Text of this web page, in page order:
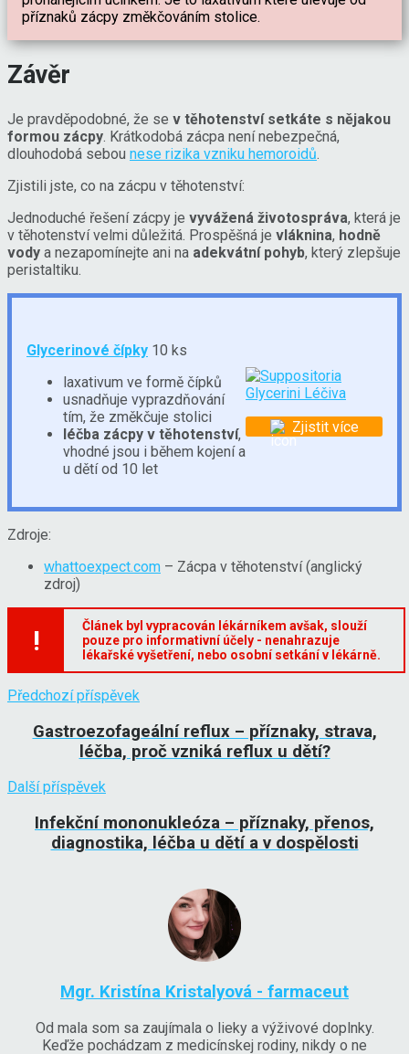
příznaků zácpy změkčováním stolice.
Závěr
Je pravděpodobné, že se v těhotenství setkáte s nějakou
formou zácpy. Krátkodobá zácpa není nebezpečná,
dlouhodobá sebou nese rizika vzniku hemoroidů.
Zjistili jste, co na zácpu v těhotenství:
Jednoduché řešení zácpy je vyvážená životospráva, která je
v těhotenství velmi důležitá. Prospěšná je vláknina, hodně
vody a nezapomínejte ani na adekvátní pohyb, který zlepšuje
peristaltiku.
Glycerinové čípky 10 ks
laxativum ve formě čípků
usnadňuje vyprazdňování
tím, že změkčuje stolici
léčba zácpy v těhotenství,
vhodné jsou i během kojení a
u dětí od 10 let
Zjistit více
Zdroje:
whattoexpect.com – Zácpa v těhotenství (anglický
zdroj)
!
Článek byl vypracován lékárníkem avšak, slouží
pouze pro informativní účely - nenahrazuje
lékařské vyšetření, nebo osobní setkání v lékárně.
Předchozí příspěvek
Gastroezofageální reflux – příznaky, strava,
léčba, proč vzniká reflux u dětí?
Další příspěvek
Infekční mononukleóza – příznaky, přenos,
diagnostika, léčba u dětí a v dospělosti
Mgr. Kristína Kristalyová - farmaceut
Od mala som sa zaujímala o lieky a výživové doplnky.
Keďže pochádzam z medicínskej rodiny, nikdy o ne